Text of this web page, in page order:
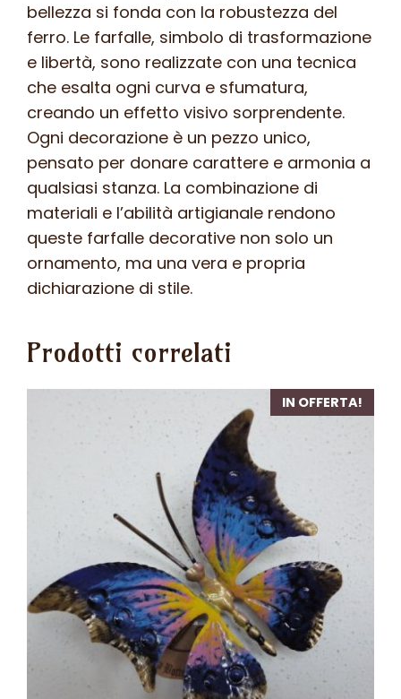
bellezza si fonda con la robustezza del
ferro. Le farfalle, simbolo di trasformazione
e libertà, sono realizzate con una tecnica
che esalta ogni curva e sfumatura,
creando un effetto visivo sorprendente.
Ogni decorazione è un pezzo unico,
pensato per donare carattere e armonia a
qualsiasi stanza. La combinazione di
materiali e l’abilità artigianale rendono
queste farfalle decorative non solo un
ornamento, ma una vera e propria
dichiarazione di stile.
Prodotti correlati
IN OFFERTA!